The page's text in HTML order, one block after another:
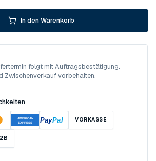
In den Warenkorb
folgt mit Auftragsbestätigung.
Zwischenverkauf vorbehalten.
AMERICAN
EXPRESS
PayPal VORKASSE